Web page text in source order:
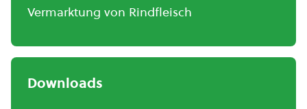
Vermarktung von Rindfleisch
Downloads